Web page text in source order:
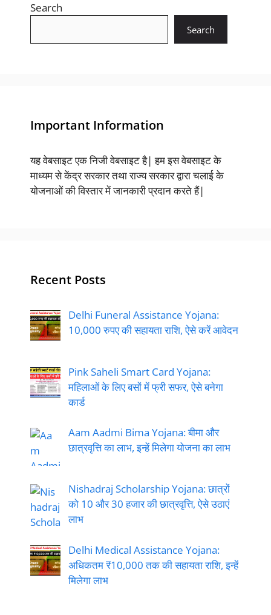
Search
Search
Important Information
यह वेबसाइट एक निजी वेबसाइट है| हम इस वेबसाइट के
माध्यम से केंद्र सरकार तथा राज्य सरकार द्वारा चलाई के
योजनाओं की विस्तार में जानकारी प्रदान करते हैं|
Recent Posts
Delhi Funeral Assistance Yojana:
10,000 रुपए की सहायता राशि, ऐसे करें आवेदन
Pink Saheli Smart Card Yojana:
महिलाओं के लिए बसों में फ्री सफर, ऐसे बनेगा
कार्ड
Aam Aadmi Bima Yojana: बीमा और
छात्रवृत्ति का लाभ, इन्हें मिलेगा योजना का लाभ
Nishadraj Scholarship Yojana: छात्रों
को 10 और 30 हजार की छात्रवृत्ति, ऐसे उठाएं
लाभ
Delhi Medical Assistance Yojana:
अधिकतम ₹10,000 तक की सहायता राशि, इन्हें
मिलेगा लाभ